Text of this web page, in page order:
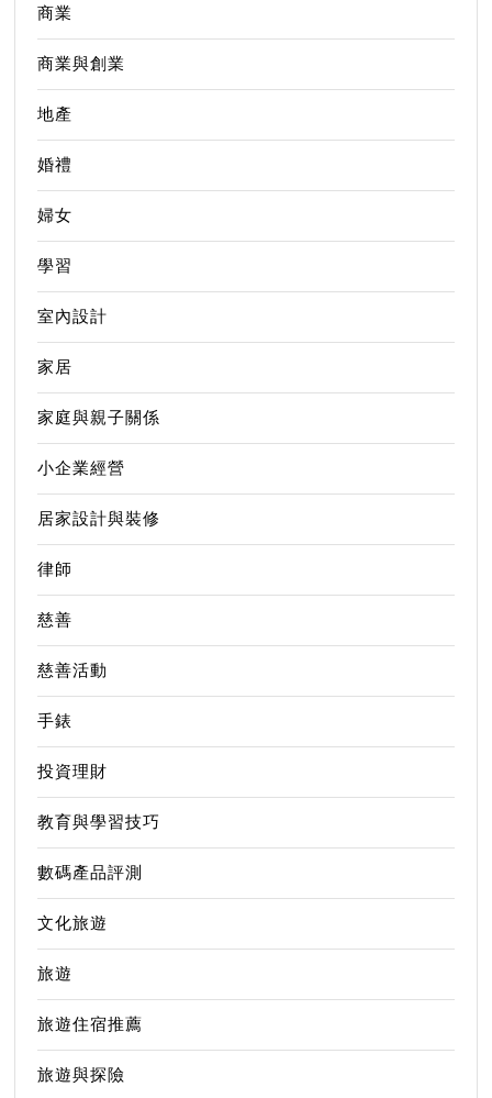
商業
商業與創業
地產
婚禮
婦女
學習
室內設計
家居
家庭與親子關係
小企業經營
居家設計與裝修
律師
慈善
慈善活動
手錶
投資理財
教育與學習技巧
數碼產品評測
文化旅遊
旅遊
旅遊住宿推薦
旅遊與探險